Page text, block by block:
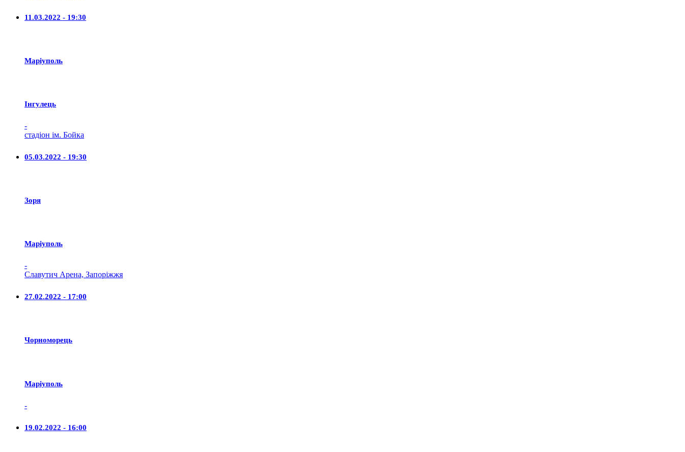
11.03.2022 - 19:30
Маріуполь
Iнгулець
-
стадіон ім. Бойка
05.03.2022 - 19:30
Зоря
Маріуполь
-
Славутич Арена, Запоріжжя
27.02.2022 - 17:00
Чорноморець
Маріуполь
-
19.02.2022 - 16:00